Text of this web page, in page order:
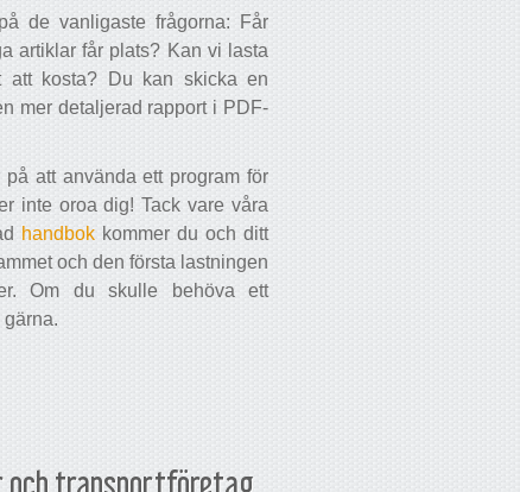
de vanligaste frågorna: Får
artiklar får plats? Kan vi lasta
att kosta? Du kan skicka en
mer detaljerad rapport i PDF-
att använda ett program för
inte oroa dig! Tack vare våra
handbok kommer du och ditt
och den första lastningen
Om du skulle behöva ett
gärna.